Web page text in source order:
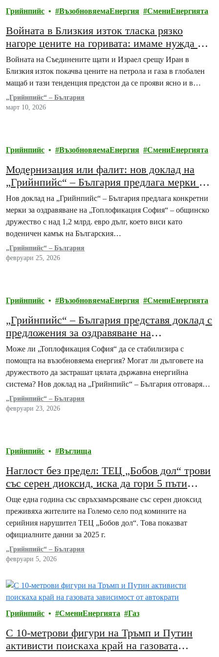
Грийнпийс ВъзобновяемаЕнергия СмениЕнергията
Войната в Близкия изток тласка рязко
нагоре цените на горивата: имаме нужда от
ефективност, повече енергийни общности и
споделяне на енергията между
потребителите
Войната на Съединените щати и Израел срещу Иран в
Близкия изток покачва цените на петрола и газа в глобален
мащаб и тази тенденция предстои да се прояви ясно и в…
„Грийнпийс“ – България
март 10, 2026
Грийнпийс ВъзобновяемаЕнергия СмениЕнергията
Модернизация или фалит: нов доклад на
„Грийнпийс“ – България предлага мерки за
оздравяване на „Топлофикация София“
Нов доклад на „Грийнпийс“ – България предлага конкретни
мерки за оздравяване на „Топлофикация София“ – общинско
дружество с над 1,2 млрд. евро дълг, което виси като
воденичен камък на Българския…
„Грийнпийс“ – България
февруари 25, 2026
Грийнпийс ВъзобновяемаЕнергия СмениЕнергията
„Грийнпийс“ – България представя доклад с
предложения за оздравяване на
„Топлофикация София“
Може ли „Топлофикация София“ да се стабилизира с
помощта на възобновяема енергия? Могат ли дълговете на
дружеството да застрашат цялата държавна енергийна
система? Нов доклад на „Грийнпийс“ – България отговаря…
„Грийнпийс“ – България
февруари 23, 2026
Грийнпийс Въглища
Наглост без предел: ТЕЦ „Бобов дол“ трови
със серен диоксид, иска да гори 5 пъти
повече боклуци
Още една година със свръхзамърсяване със серен диоксид
преживяха жителите на Големо село под комините на
серийния нарушител ТЕЦ „Бобов дол“. Това показват
официалните данни за 2025 г.
„Грийнпийс“ – България
февруари 5, 2026
Грийнпийс СмениЕнергията Газ
С 10-метрови фигури на Тръмп и Путин
активисти поискаха край на газовата